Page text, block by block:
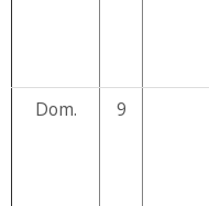
Dom. 9